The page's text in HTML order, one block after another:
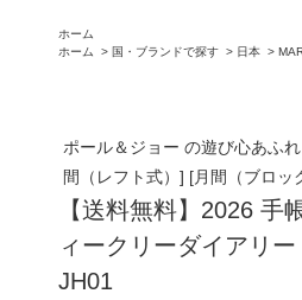
ホーム
ホーム
> 国・ブランドで探す > 日本 >
ポール＆ジョー の遊び心あふ
間（レフト式）] [月間（ブロッ
【送料無料】2026 手
ィークリーダイアリ
JH01